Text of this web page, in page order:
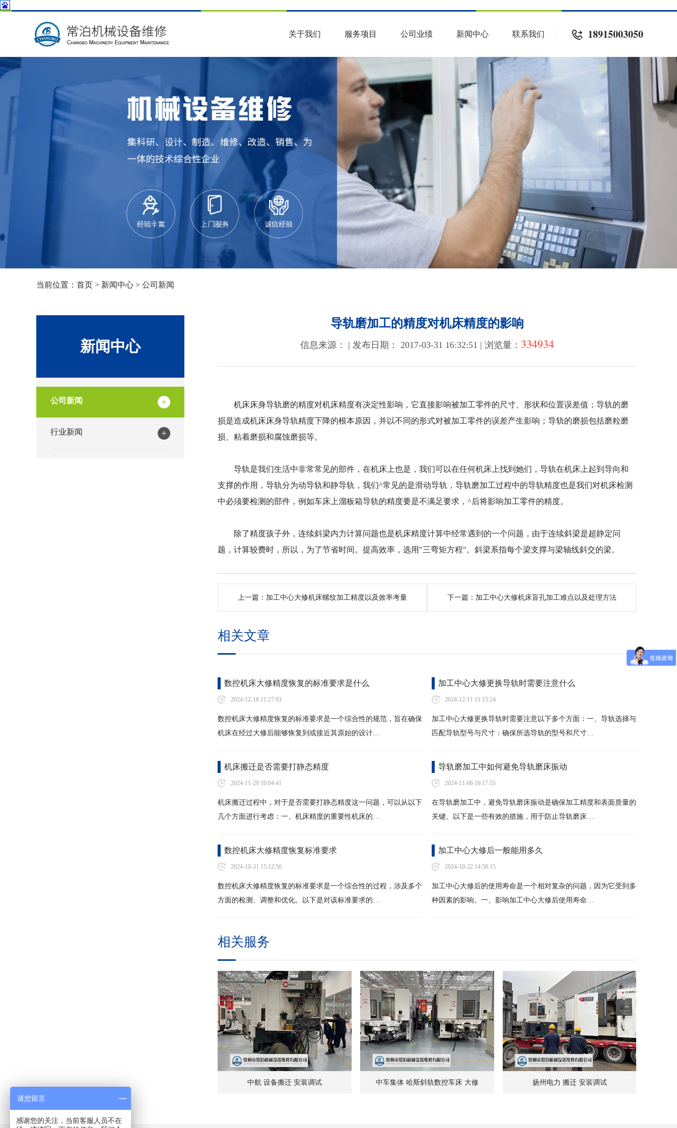
18915003050
关于我们 服务项目 公司业绩 新闻中心 联系我们
当前位置： 首页 > 新闻中心 > 公司新闻
新闻中心
公司新闻
行业新闻
导轨磨加工的精度对机床精度的影响
信息来源： | 发布日期： 2017-03-31 16:32:51 | 浏览量： 334934
机床床身导轨磨的精度对机床精度有决定性影响，它直接影响被加工零件的尺寸、形状和位置误差值；导轨的磨
损是造成机床床身导轨精度下降的根本原因，并以不同的形式对被加工零件的误差产生影响；导轨的磨损包括磨粒磨
损、粘着磨损和腐蚀磨损等。
导轨是我们生活中非常常见的部件，在机床上也是，我们可以在任何机床上找到她们，导轨在机床上起到导向和
支撑的作用，导轨分为动导轨和静导轨，我们^常见的是滑动导轨，导轨磨加工过程中的导轨精度也是我们对机床检测
中必须要检测的部件，例如车床上溜板箱导轨的精度要是不满足要求，^后将影响加工零件的精度。
除了精度孩子外，连续斜梁内力计算问题也是机床精度计算中经常遇到的一个问题，由于连续斜梁是超静定问
题，计算较费时，所以，为了节省时间。提高效率，选用"三弯矩方程"。斜梁系指每个梁支撑与梁轴线斜交的梁。
上一篇： 加工中心大修机床螺纹加工精度以及效率考量 下一篇： 加工中心大修机床盲孔加工难点以及处理方法
相关文章
数控机床大修精度恢复的标准要求是什么
2024-12-18 11:27:03
数控机床大修精度恢复的标准要求是一个综合性的规范，旨在确保
机床在经过大修后能够恢复到或接近其原始的设计…
加工中心大修更换导轨时需要注意什么
2024-12-11 11:15:24
加工中心大修更换导轨时需要注意以下多个方面：一、导轨选择与
匹配导轨型号与尺寸：确保所选导轨的型号和尺寸…
机床搬迁是否需要打静态精度
2024-11-29 10:04:41
机床搬迁过程中，对于是否需要打静态精度这一问题，可以从以下
几个方面进行考虑：一、机床精度的重要性机床的…
导轨磨加工中如何避免导轨磨床振动
2024-11-06 16:17:55
在导轨磨加工中，避免导轨磨床振动是确保加工精度和表面质量的
关键。以下是一些有效的措施，用于防止导轨磨床…
数控机床大修精度恢复标准要求
2024-10-31 15:12:56
数控机床大修精度恢复的标准要求是一个综合性的过程，涉及多个
方面的检测、调整和优化。以下是对该标准要求的…
加工中心大修后一般能用多久
2024-10-22 14:58:15
加工中心大修后的使用寿命是一个相对复杂的问题，因为它受到多
种因素的影响。一、影响加工中心大修后使用寿命…
相关服务
中航 设备搬迁 安装调试 中车集体 哈斯斜轨数控车床 大修 扬州电力 搬迁 安装调试
请您留言
感谢您的关注，当前客服人员不在